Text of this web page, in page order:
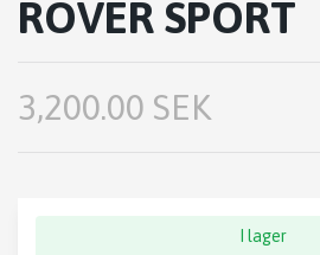
ROVER SPORT
3,200.00 SEK
I lager